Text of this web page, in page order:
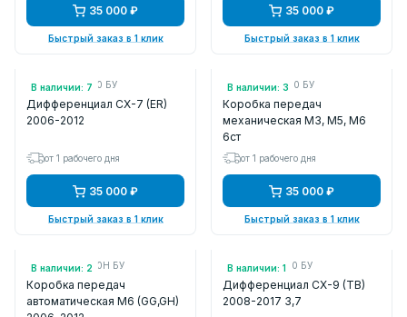
35 000 ₽
Быстрый заказ в 1 клик
35 000 ₽
Быстрый заказ в 1 клик
В наличии: 7
Арт.: A61027200 БУ
Дифференциал CX-7 (ER)
2006-2012
от 1 рабочего дня
35 000 ₽
Быстрый заказ в 1 клик
В наличии: 3
Арт.: FSE019090 БУ
Коробка передач
механическая M3, M5, M6
6ст
от 1 рабочего дня
35 000 ₽
Быстрый заказ в 1 клик
В наличии: 2
Арт.: FSE219090H БУ
Коробка передач
автоматическая M6 (GG,GH)
В наличии: 1
Арт.: AW2127190 БУ
Дифференциал CX-9 (TB)
2008-2017 3,7